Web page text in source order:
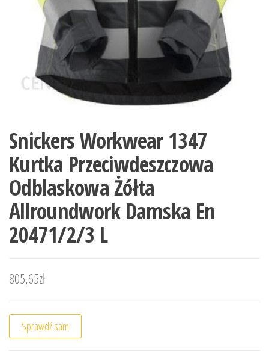
Snickers Workwear 1347
Kurtka Przeciwdeszczowa
Odblaskowa Żółta
Allroundwork Damska En
20471/2/3 L
805,65zł
Sprawdź sam